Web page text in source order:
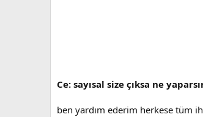
Ce: sayısal size çıksa ne
ben yardım ederim herkese tüm